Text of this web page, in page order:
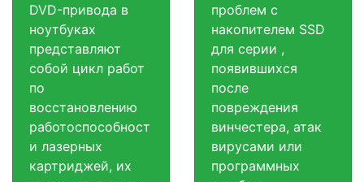
DVD-привода в
ноутбуках
представляют
собой цикл работ
по
восстановлению
работоспособност
и лазерных
картриджей, их
проблем с
накопителем SSD
для серии ,
появившихся
после
повреждения
винчестера, атак
вирусами или
программных